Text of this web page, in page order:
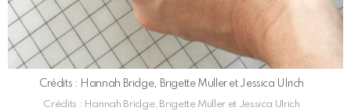
Crédits : Hannah Bridge, Brigette Muller et Jessica Ulrich
Crédits : Hannah Bridge, Brigette Muller et Jessica Ulrich